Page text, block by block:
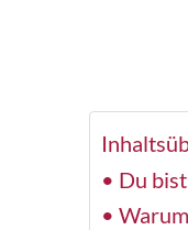
Du